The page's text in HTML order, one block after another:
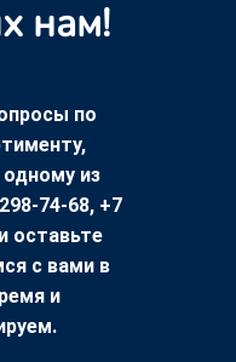
нам!
по
из
74-68, +7
оставьте
с вами в
и